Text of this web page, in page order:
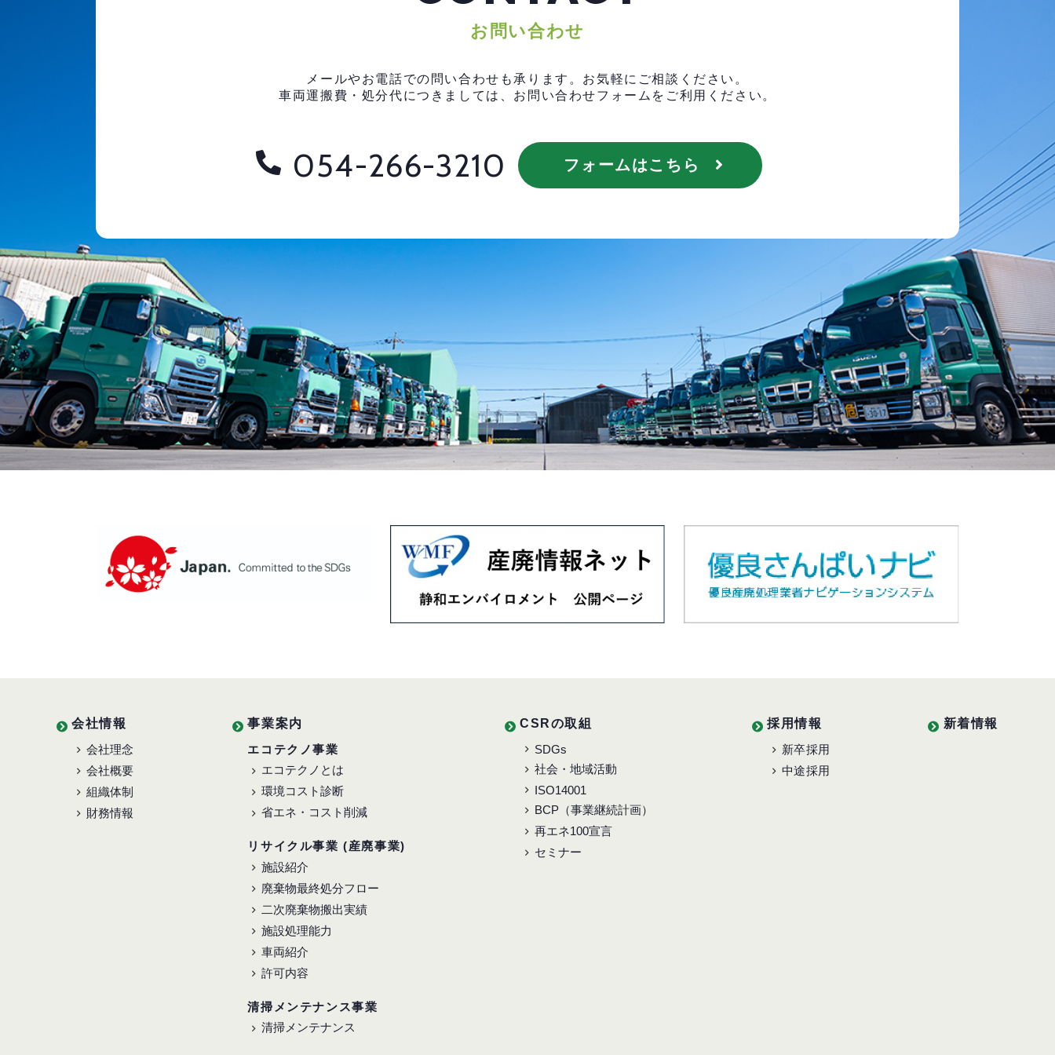
お問い合わせ
メールやお電話での問い合わせも承ります。お気軽にご相談ください。
車両運搬費・処分代につきましては、お問い合わせフォームをご利用ください。
054-266-3210 フォームはこちら
会社情報
会社理念
会社概要
組織体制
財務情報
事業案内
エコテクノ事業
エコテクノとは
環境コスト診断
省エネ・コスト削減
リサイクル事業 (産廃事業)
施設紹介
廃棄物最終処分フロー
二次廃棄物搬出実績
施設処理能力
車両紹介
許可内容
清掃メンテナンス事業
清掃メンテナンス
CSRの取組
SDGs
社会・地域活動
ISO14001
BCP（事業継続計画）
再エネ100宣言
セミナー
採用情報
新卒採用
中途採用
新着情報